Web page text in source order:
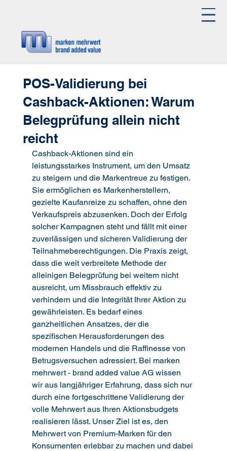
POS-Validierung bei
Cashback-Aktionen: Warum
Belegprüfung allein nicht
reicht
Cashback-Aktionen sind ein
leistungsstarkes Instrument, um den Umsatz
zu steigern und die Markentreue zu festigen.
Sie ermöglichen es Markenherstellern,
gezielte Kaufanreize zu schaffen, ohne den
Verkaufspreis abzusenken. Doch der Erfolg
solcher Kampagnen steht und fällt mit einer
zuverlässigen und sicheren Validierung der
Teilnahmeberechtigungen. Die Praxis zeigt,
dass die weit verbreitete Methode der
alleinigen Belegprüfung bei weitem nicht
ausreicht, um Missbrauch effektiv zu
verhindern und die Integrität Ihrer Aktion zu
gewährleisten. Es bedarf eines
ganzheitlichen Ansatzes, der die
spezifischen Herausforderungen des
modernen Handels und die Raffinesse von
Betrugsversuchen adressiert. Bei marken
mehrwert - brand added value AG wissen
wir aus langjähriger Erfahrung, dass sich nur
durch eine fortgeschrittene Validierung der
volle Mehrwert aus Ihren Aktionsbudgets
realisieren lässt. Unser Ziel ist es, den
Mehrwert von Premium-Marken für den
Konsumenten erlebbar zu machen und dabei